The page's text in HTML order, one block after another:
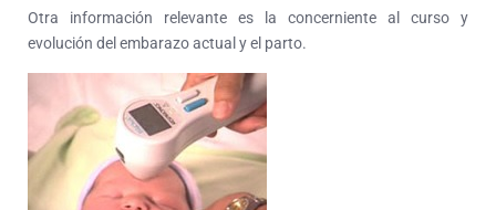
Otra información relevante es la concerniente al curso y
evolución del embarazo actual y el parto.